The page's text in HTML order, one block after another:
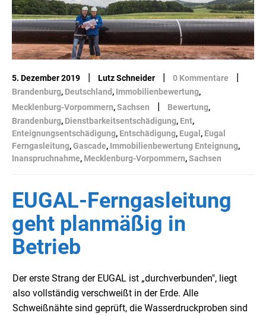
5. Dezember 2019 | Lutz Schneider | 0 Kommentare |
Brandenburg, Deutschland , Immobilienbewertung,
Mecklenburg-Vorpommern,Sachsen | Bewertung,
Brandenburg, Dienstbarkeitsentschädigung, Ent,
Enteignungsentschädigung, Entschädigung, Eugal , Eugal
Ferngasleitung,Gascade, Immobilienbewertung Enteignung,
Inanspruchnahme, Mecklenburg-Vorpommern,Sachsen
EUGAL-Ferngasleitung
geht planmäßig in
Betrieb
Der erste Strang der EUGAL ist „durchverbunden", liegt
also vollständig verschweißt in der Erde. Alle
Schweißnähte sind geprüft, die Wasserdruckproben sind